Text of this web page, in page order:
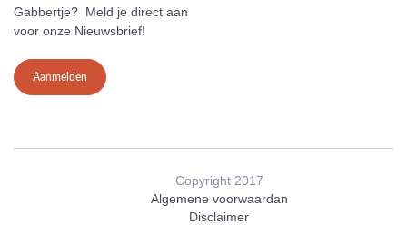
Gabbertje? Meld je direct aan
voor onze Nieuwsbrief!
Aanmelden
Copyright 2017
Algemene voorwaardan
Disclaimer